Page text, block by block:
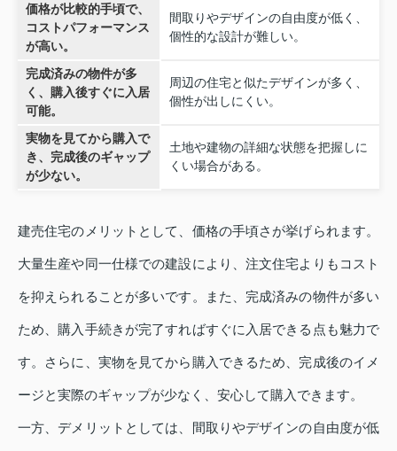
価格が比較的手頃で、
コストパフォーマンス
が高い。
間取りやデザインの自由度が低く、
個性的な設計が難しい。
完成済みの物件が多
く、購入後すぐに入居
可能。
周辺の住宅と似たデザインが多く、
個性が出しにくい。
実物を見てから購入で
き、完成後のギャップ
が少ない。
土地や建物の詳細な状態を把握しに
くい場合がある。
建売住宅のメリットとして、価格の手頃さが挙げられます。
大量生産や同一仕様での建設により、注文住宅よりもコスト
を抑えられることが多いです。また、完成済みの物件が多い
ため、購入手続きが完了すればすぐに入居できる点も魅力で
す。さらに、実物を見てから購入できるため、完成後のイメ
ージと実際のギャップが少なく、安心して購入できます。
一方、デメリットとしては、間取りやデザインの自由度が低